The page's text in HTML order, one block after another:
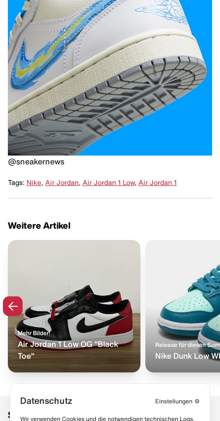
@sneakernews
Tags: Nike, Air Jordan, Air Jordan 1 Low, Air Jordan 1
Weitere Artikel
Mehr Bilder!
Air Jordan 1 Low OG "Black
Toe"
Release für diesen
Nike Dunk Low
Social Media Links
Datenschutz Einstellungen ⚙️
Wir verwenden Cookies und die notwendigen technischen Logs,